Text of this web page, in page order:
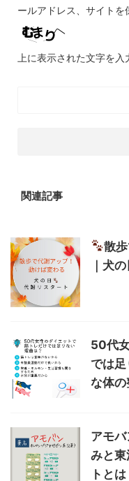
ールアドレス、サイトを
上に表示された文字を入
関連記事
散
｜犬の
50代
では
な体
アモ
みと
トとは